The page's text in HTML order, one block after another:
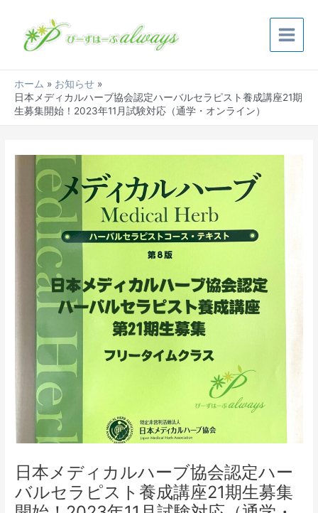
Menu
ホーム
お知らせ
日本メディカルハーブ協会認定ハーバルセラピスト養成講座21期
生募集開始！2023年11月試験対応（通学・オンライン）
日本メディカルハーブ協会認定ハー
バルセラピスト養成講座21期生募集
navigation